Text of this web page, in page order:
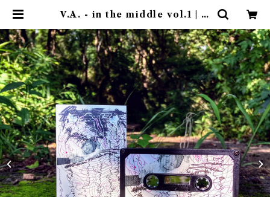
V.A. - in the middle vol.1 | ゴ